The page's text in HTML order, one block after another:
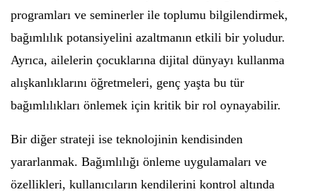
programları ve seminerler ile toplumu bilgilendirmek,
bağımlılık potansiyelini azaltmanın etkili bir yoludur.
Ayrıca, ailelerin çocuklarına dijital dünyayı kullanma
alışkanlıklarını öğretmeleri, genç yaşta bu tür
bağımlılıkları önlemek için kritik bir rol oynayabilir.
Bir diğer strateji ise teknolojinin kendisinden
yararlanmak. Bağımlılığı önleme uygulamaları ve
özellikleri, kullanıcıların kendilerini kontrol altında